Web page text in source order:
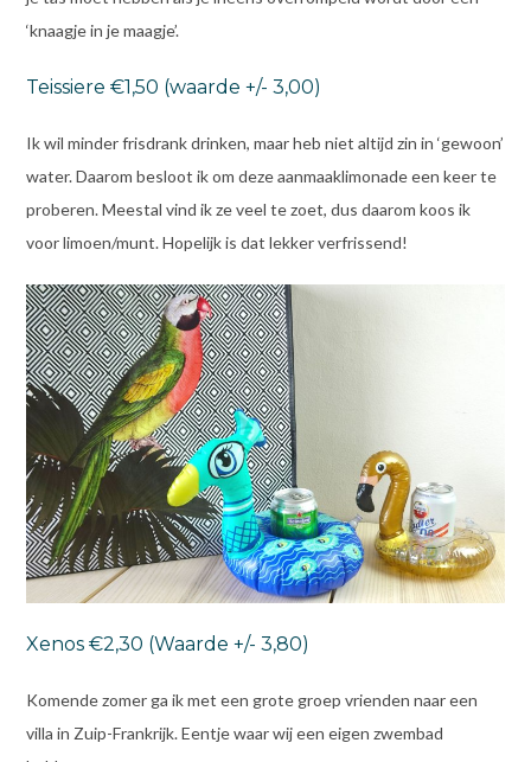
‘knaagje in je maagje’.
Teissiere €1,50 (waarde +/- 3,00)
Ik wil minder frisdrank drinken, maar heb niet altijd zin in ‘gewoon’
water. Daarom besloot ik om deze aanmaaklimonade een keer te
proberen. Meestal vind ik ze veel te zoet, dus daarom koos ik
voor limoen/munt. Hopelijk is dat lekker verfrissend!
Xenos €2,30 (Waarde +/- 3,80)
Komende zomer ga ik met een grote groep vrienden naar een
villa in Zuip-Frankrijk. Eentje waar wij een eigen zwembad